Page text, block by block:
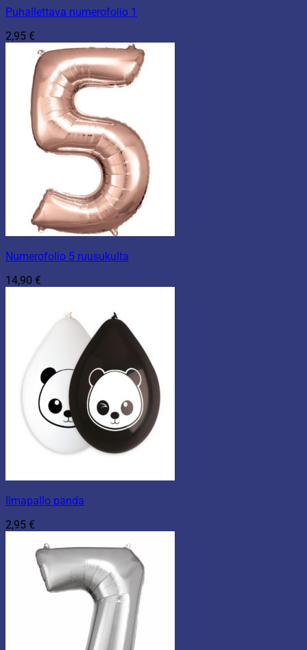
Puhallettava numerofolio 1
2,95 €
Numerofolio 5 ruusukulta
14,90 €
Ilmapallo panda
2,95 €